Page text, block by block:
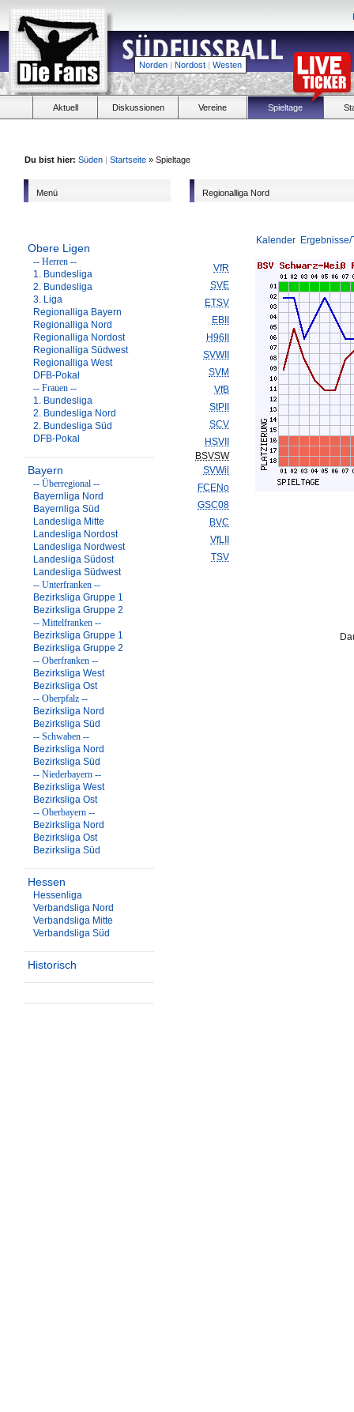
Norden | Nordost | Westen
Aktuell Diskussionen Vereine Spieltage
Du bist hier: Süden | Startseite » Spieltage
Menü
Obere Ligen
-- Herren --
1. Bundesliga
2. Bundesliga
3. Liga
Regionalliga Bayern
Regionalliga Nord
Regionalliga Nordost
Regionalliga Südwest
Regionalliga West
DFB-Pokal
-- Frauen --
1. Bundesliga
2. Bundesliga Nord
2. Bundesliga Süd
DFB-Pokal
Bayern
-- Überregional --
Bayernliga Nord
Bayernliga Süd
Landesliga Mitte
Landesliga Nordost
Landesliga Nordwest
Landesliga Südost
Landesliga Südwest
-- Unterfranken --
Bezirksliga Gruppe 1
Bezirksliga Gruppe 2
-- Mittelfranken --
Bezirksliga Gruppe 1
Bezirksliga Gruppe 2
-- Oberfranken --
Bezirksliga West
Bezirksliga Ost
-- Oberpfalz --
Bezirksliga Nord
Bezirksliga Süd
-- Schwaben --
Bezirksliga Nord
Bezirksliga Süd
-- Niederbayern --
Bezirksliga West
Bezirksliga Ost
-- Oberbayern --
Bezirksliga Nord
Bezirksliga Ost
Bezirksliga Süd
Hessen
Hessenliga
Verbandsliga Nord
Verbandsliga Mitte
Verbandsliga Süd
Historisch
Regionalliga Nord
Kalender
VfR
SVE
ETSV
EBII
H96II
SVWII
SVM
VfB
StPII
SCV
HSVII
BSVSW
SVWil
FCENo
GSC08
BVC
VfLII
TSV